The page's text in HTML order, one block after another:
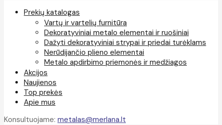
Prekių katalogas
Vartų ir vartelių furnitūra
Dekoratyviniai metalo elementai ir ruošiniai
Dažyti dekoratyviniai strypai ir priedai turėklams
Nerūdijančio plieno elementai
Metalo apdirbimo priemonės ir medžiagos
Akcijos
Naujienos
Top prekės
Apie mus
Konsultuojame: metalas@merlana.lt